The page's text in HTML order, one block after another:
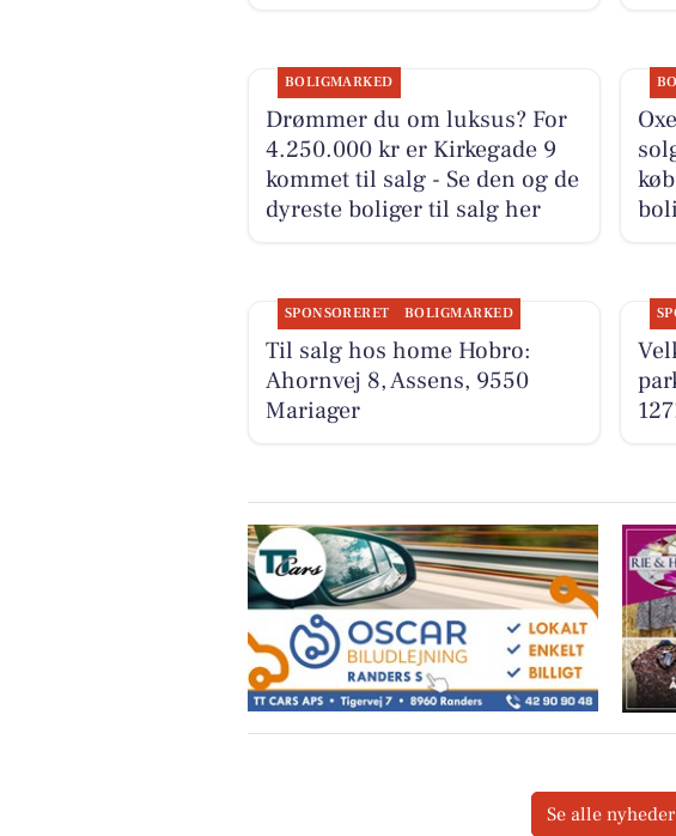
BOLIGMARKED
Drømmer du om luksus? For
4.250.000 kr er Kirkegade 9
kommet til salg - Se den og de
dyreste boliger til salg her
SPONSORERET BOLIGMARKED
Til salg hos home Hobro:
Ahornvej 8, Assens, 9550
Mariager
Se alle nyheder